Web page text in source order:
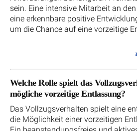
sein. Eine intensive Mitarbeit an
eine erkennbare positive
um die Chance auf eine vorzeitige
Welche Rolle spielt das
mögliche vorzeitige Entlassung?
Das Vollzugsverhalten spielt eine
die Möglichkeit einer vorzeitigen